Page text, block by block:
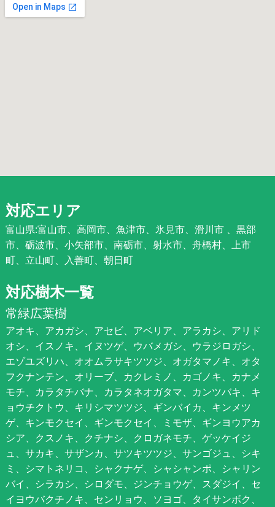
対応エリア
富山県:富山市、高岡市、魚津市、氷見市、滑川市 、黒部
市、砺波市、小矢部市、南砺市、射水市、舟橋村、上市
町、立山町、入善町、朝日町
対応樹木一覧
常緑広葉樹
アオキ、アカガシ、アセビ、アベリア、アラカシ、アリド
オシ、イスノキ、イヌツゲ、ウバメガシ、ウラジロガシ、
エゾユズリハ、オオムラサキツツジ、オガタマノキ、オタ
フクナンテン、オリーブ、カクレミノ、カゴノキ、カナメ
モチ、カラタチバナ、カラタネオガタマ、カンツバキ、キ
ョウチクトウ、キリシマツツジ、ギンバイカ、キンメツ
ゲ、キンモクセイ、ギンモクセイ、ミモザ、ギンヨウアカ
シア、クスノキ、クチナシ、クロガネモチ、ゲッケイジ
ュ、サカキ、サザンカ、サツキツツジ、サンゴジュ、シキ
ミ、シマトネリコ、シャクナゲ、シャシャンポ、シャリン
バイ、シラカシ、シロダモ、ジンチョウゲ、スダジイ、セ
イヨウバクチノキ、センリョウ、ソヨゴ、タイサンボク、